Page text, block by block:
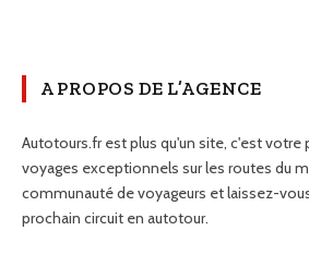
A PROPOS DE L’AGENCE
Autotours.fr est plus qu'un site, c'est votre
voyages exceptionnels sur les routes du
communauté de voyageurs et laissez-
prochain circuit en autotour.